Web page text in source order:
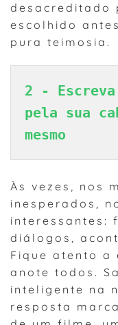
desacreditado
escolhido
pura teimosia.
2 -
pela sua
mesmo
Às vezes, nos
inesperados,
interessantes:
diálogos,
Fique atento a
anote todos.
inteligente na
resposta